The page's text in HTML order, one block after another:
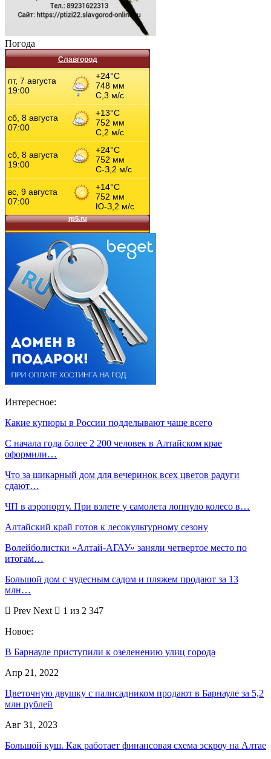
Погода
Славгород
Интересное:
Какие купюры в России подделывают чаще всего
С начала года более 2 200 человек в Алтайском крае
оформили…
Что за шикарный дом для вечеринок всех цветов радуги
сдают…
ЧП в аэропорту. При взлете у самолета лопнуло колесо в…
Алтайский край готов к лесокультурному сезону
Волейболистки «Алтай-АГАУ» заняли четвертое место по
итогам…
Большой дом с чудесным садом и пляжем продают за 13
млн…
Prev Next
1 из 2 347
Новое:
В Барнауле приступили к озеленению улиц города
Апр 21, 2022
Цветочную двушку с палисадником продают в Барнауле за 5,2
млн рублей
Авг 31, 2023
Большой куш. Как работает финансовая схема эскроу на Алтае